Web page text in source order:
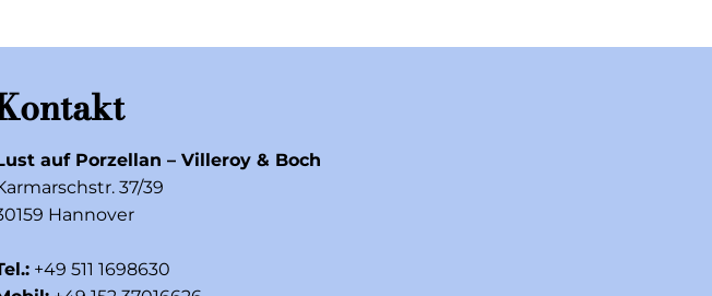
auf Porzellan – Villeroy & Boch
37/39
Hannover
+49 511 1698630